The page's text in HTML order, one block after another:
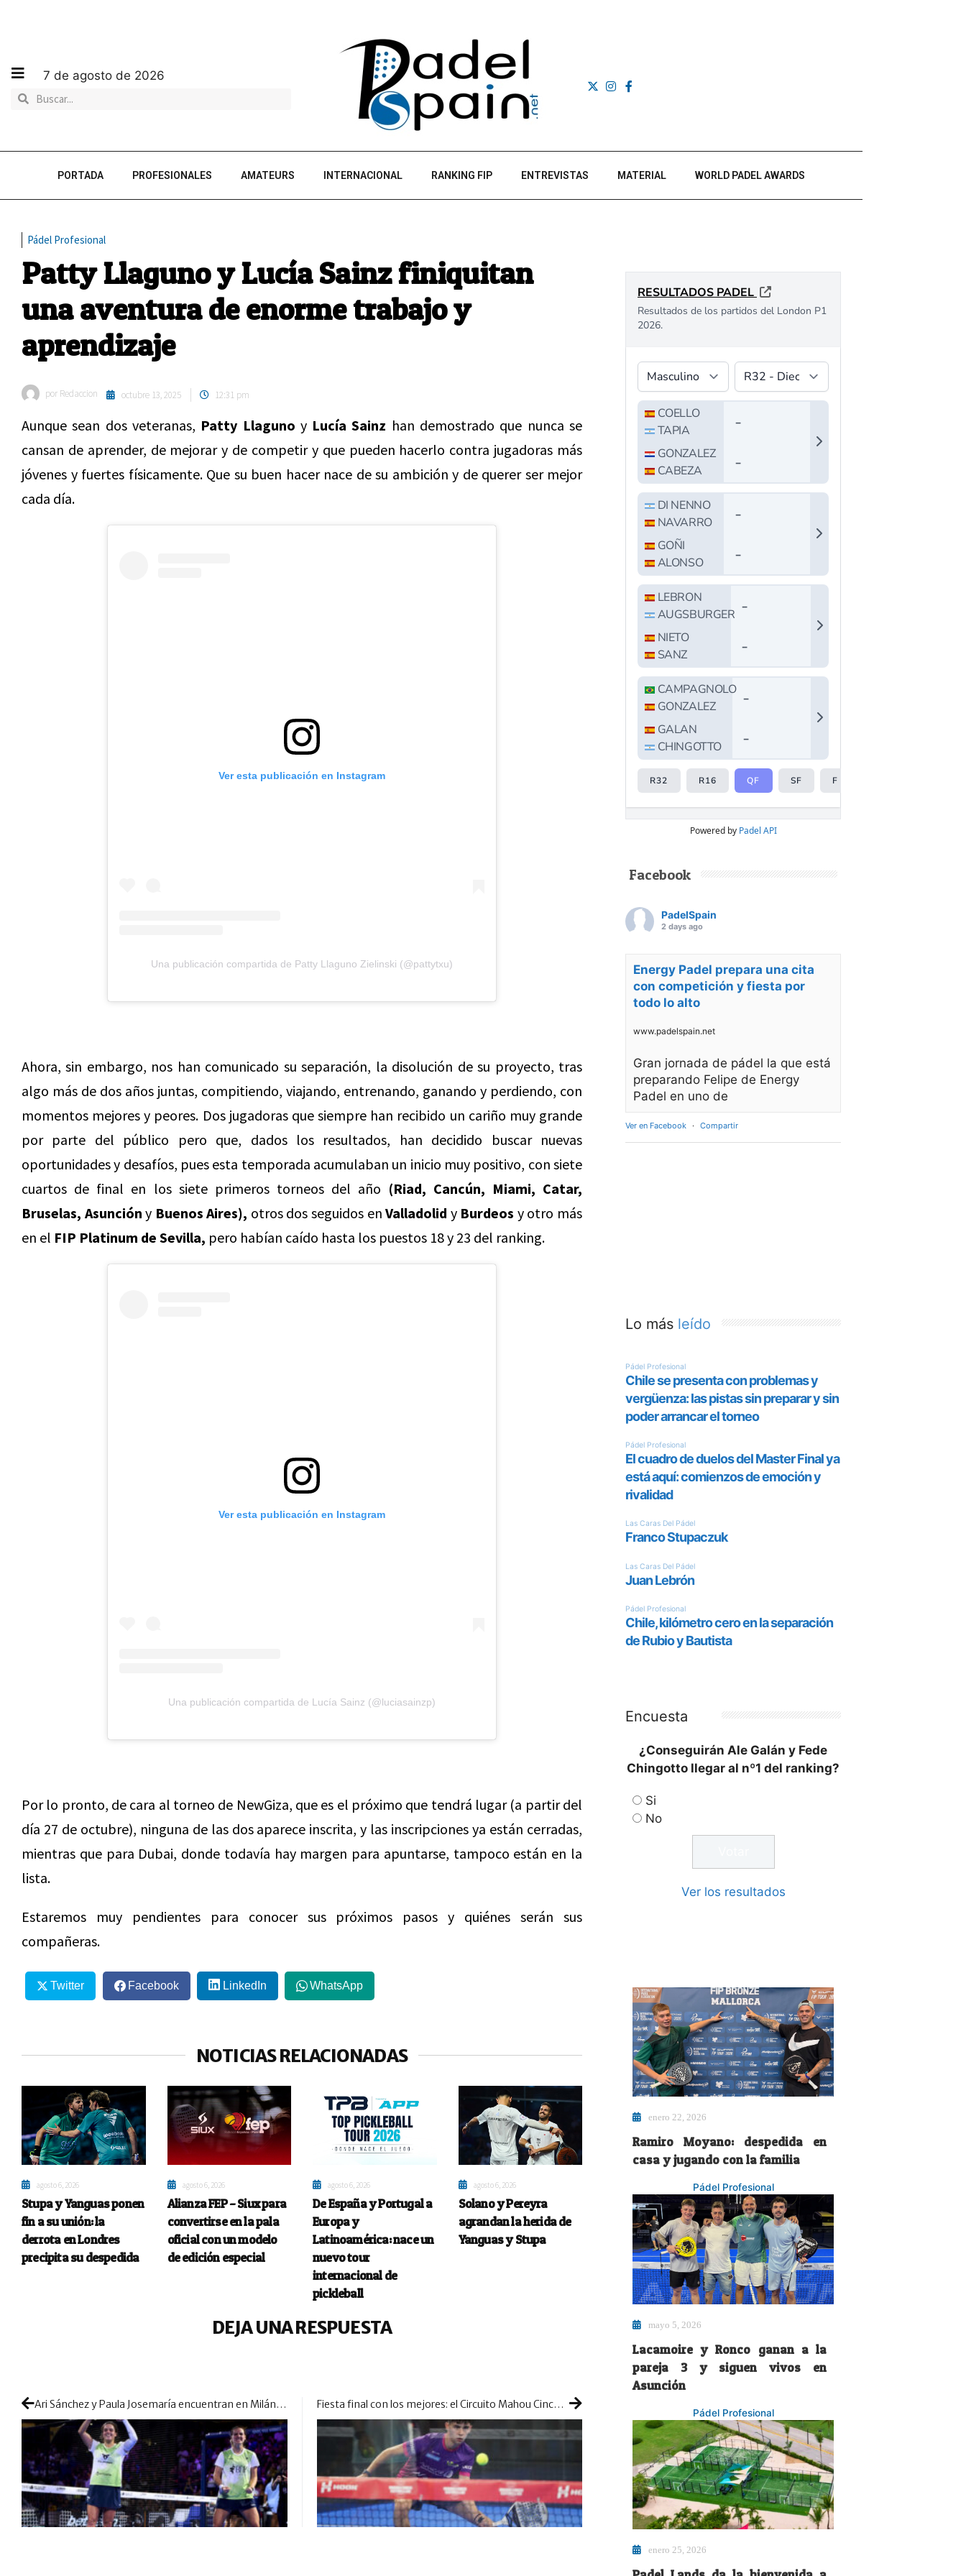
7 de agosto de 2026
PORTADA PROFESIONALES AMATEURS INTERNACIONAL RANKING FIP ENTREVISTAS MATERIAL WORLD PADEL AWARDS
Pádel Profesional
Patty Llaguno y Lucía Sainz finiquitan
una aventura de enorme trabajo y
aprendizaje
por Redaccion octubre 13, 2025 12:31 pm
Aunque sean dos veteranas, Patty Llaguno y Lucía Sainz han demostrado que nunca se
cansan de aprender, de mejorar y de competir y que pueden hacerlo contra jugadoras más
jóvenes y fuertes físicamente. Que su buen hacer nace de su ambición y de querer ser mejor
cada día.
Ver esta publicación en Instagram
Una publicación compartida de Patty Llaguno Zielinski (@pattytxu)
Ahora, sin embargo, nos han comunicado su separación, la disolución de su proyecto, tras
algo más de dos años juntas, compitiendo, viajando, entrenando, ganando y perdiendo, con
momentos mejores y peores. Dos jugadoras que siempre han recibido un cariño muy grande
por parte del público pero que, dados los resultados, han decidido buscar nuevas
oportunidades y desafíos, pues esta temporada acumulaban un inicio muy positivo, con siete
cuartos de final en los siete primeros torneos del año (Riad, Cancún, Miami, Catar,
Bruselas, Asunción y Buenos Aires), otros dos seguidos enValladolid y Burdeos y otro más
en el FIP Platinum de Sevilla, pero habían caído hasta los puestos 18 y 23 del ranking.
Ver esta publicación en Instagram
Una publicación compartida de Lucía Sainz (@luciasainzp)
Por lo pronto, de cara al torneo de NewGiza, que es el próximo que tendrá lugar (a partir del
día 27 de octubre), ninguna de las dos aparece inscrita, y las inscripciones ya están cerradas,
mientras que para Dubai, donde todavía hay margen para apuntarse, tampoco están en la
lista.
Estaremos muy pendientes para conocer sus próximos pasos y quiénes serán sus
compañeras.
Twitter Facebook LinkedIn WhatsApp
NOTICIAS RELACIONADAS
agosto 6, 2026
Stupa y Yanguas ponen
fin a su unión: la
derrota en Londres
precipita su despedida
agosto 6, 2026
Alianza FEP – Siux para
convertirse en la pala
oficial con un modelo
de edición especial
agosto 6, 2026
De España y Portugal a
Europa y
Latinoamérica: nace un
nuevo tour
internacional de
pickleball
agosto 6, 2026
Solano y Pereyra
agrandan la herida de
Yanguas y Stupa
DEJA UNA RESPUESTA
Ari Sánchez y Paula Josemaría encuentran en Milán la consistencia perdida Fiesta final con los mejores: el Circuito Mahou Cinco Estrellas prepara su asalto al Master Final
Powered by Padel API
Facebook
PadelSpain
2 days ago
Energy Padel prepara una cita
con competición y fiesta por
todo lo alto
www.padelspain.net
Gran jornada de pádel la que está
preparando Felipe de Energy
Padel en uno de
Ver en Facebook · Compartir
Lo más leído
Encuesta
¿Conseguirán Ale Galán y Fede
Chingotto llegar al nº1 del ranking?
Si
No
Ver los resultados
enero 22, 2026
Ramiro Moyano: despedida en
casa y jugando con la familia
Pádel Profesional
mayo 5, 2026
Lacamoire y Ronco ganan a la
pareja 3 y siguen vivos en
Asunción
Pádel Profesional
enero 25, 2026